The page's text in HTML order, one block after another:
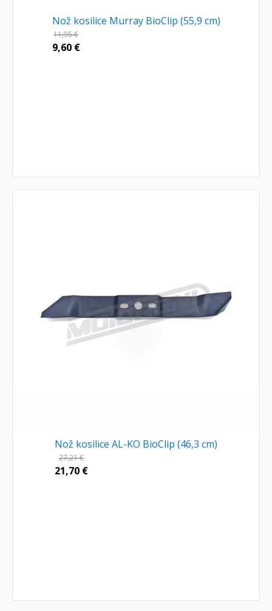
Nož kosilice Murray BioClip (55,9 cm)
11,95€
9,60 €
Nož kosilice AL-KO BioClip (46,3 cm)
27,21€
21,70 €